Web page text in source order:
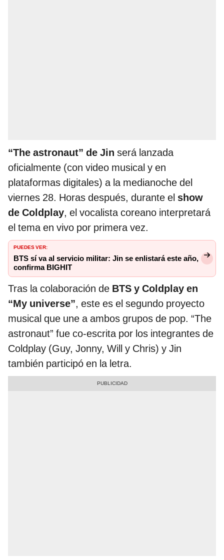
“The astronaut” de Jin será lanzada
oficialmente (con video musical y en
plataformas digitales) a la medianoche del
viernes 28. Horas después, durante el show
de Coldplay, el vocalista coreano interpretará
el tema en vivo por primera vez.
PUEDES VER:
BTS sí va al servicio militar: Jin se enlistará este año,
confirma BIGHIT
Tras la colaboración de BTS y Coldplay en
“My universe”, este es el segundo proyecto
musical que une a ambos grupos de pop. “The
astronaut” fue co-escrita por los integrantes de
Coldplay (Guy, Jonny, Will y Chris) y Jin
también participó en la letra.